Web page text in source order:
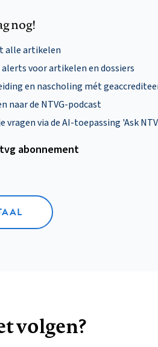
nog!
alle artikelen
voor artikelen en dossiers
en nascholing mét
naar de NTVG-podcast
vragen via de AI-toepassing 'Ask
abonnement
volgen?